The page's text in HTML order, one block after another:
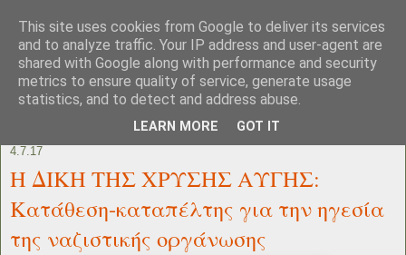
4.7.17
Η ΔΙΚΗ ΤΗΣ ΧΡΥΣΗΣ ΑΥΓΗΣ:
Κατάθεση-καταπέλτης για την ηγεσία
της ναζιστικής οργάνωσης
This site uses cookies from Google to deliver its services
and to analyze traffic. Your IP address and user-agent are
shared with Google along with performance and security
metrics to ensure quality of service, generate usage
statistics, and to detect and address abuse.
LEARN MORE GOT IT